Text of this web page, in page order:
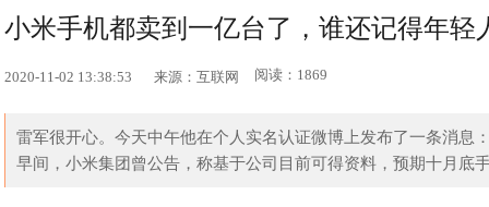
小米手机都卖到一亿台了，谁还记得年轻
2020-11-02 13:38:53 来源：互联网 阅读：1869
雷军很开心。今天中午他在个人实名认证微博上发布了一条消息
早间，小米集团曾公告，称基于公司目前可得资料，预期十月底